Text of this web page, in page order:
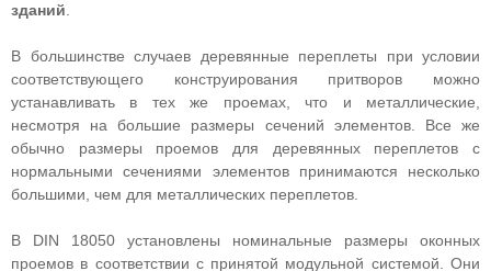
зданий
В большинстве случаев деревянные переплеты при условии
соответствующего конструирования притворов можно
устанавливать в тех же проемах, что и металлические,
несмотря на большие размеры сечений элементов. Все же
обычно размеры проемов для деревянных переплетов с
нормальными сечениями элементов принимаются несколько
большими, чем для металлических переплетов.
В DIN 18050 установлены номинальные размеры оконных
проемов в соответствии с принятой модульной системой. Они